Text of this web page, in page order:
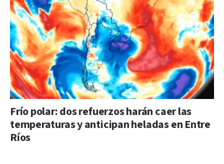
Frío polar: dos refuerzos harán caer las
temperaturas y anticipan heladas en Entre
Ríos